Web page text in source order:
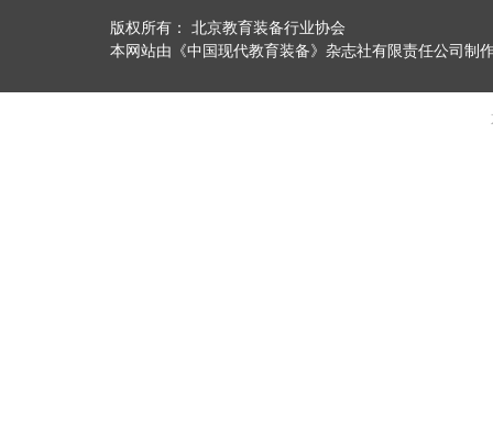
版权所有： 北京教育装备行业协会
本网站由《中国现代教育装备》杂志社有限责任公司制